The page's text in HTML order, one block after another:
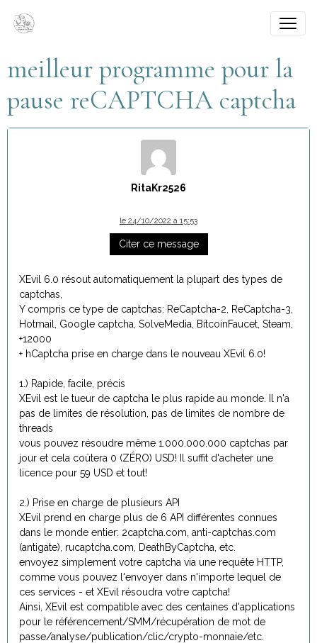
meilleur programme pour la
pause reCAPTCHA captcha
RitaKr2526
le 24/10/2022 à 15:53
Citer ce message
XEvil 6.0 résout automatiquement la plupart des types de
captchas,
Y compris ce type de captchas: ReCaptcha-2, ReCaptcha-3,
Hotmail, Google captcha, SolveMedia, BitcoinFaucet, Steam,
+12000
+ hCaptcha prise en charge dans le nouveau XEvil 6.0!
1.) Rapide, facile, précis
XEvil est le tueur de captcha le plus rapide au monde. Il n'a
pas de limites de résolution, pas de limites de nombre de
threads
vous pouvez résoudre même 1.000.000.000 captchas par
jour et cela coûtera 0 (ZÉRO) USD! Il suffit d'acheter une
licence pour 59 USD et tout!
2.) Prise en charge de plusieurs API
XEvil prend en charge plus de 6 API différentes connues
dans le monde entier: 2captcha.com, anti-captchas.com
(antigate), rucaptcha.com, DeathByCaptcha, etc.
envoyez simplement votre captcha via une requête HTTP,
comme vous pouvez l'envoyer dans n'importe lequel de
ces services - et XEvil résoudra votre captcha!
Ainsi, XEvil est compatible avec des centaines d'applications
pour le référencement/SMM/récupération de mot de
passe/analyse/publication/clic/crypto-monnaie/etc.